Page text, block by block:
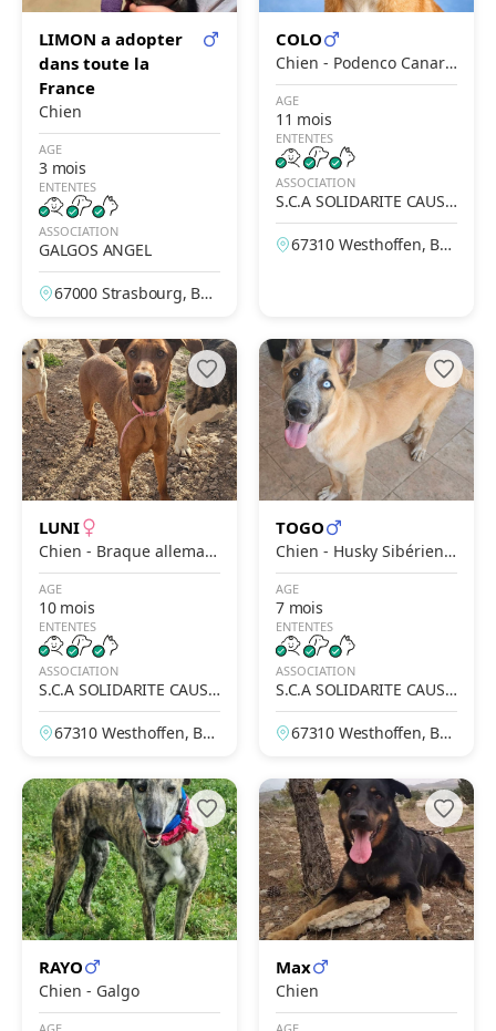
LIMON a adopter
dans toute la
France
Chien
AGE
3 mois
ENTENTES
ASSOCIATION
GALGOS ANGEL
67000 Strasbourg, Bas
COLO
Chien - Podenco Canari
o x Mastiff
AGE
11 mois
ENTENTES
ASSOCIATION
S.C.A SOLIDARITE CAUSE
ANIMALE
67310 Westhoffen, Bas
LUNI
Chien - Braque alleman
d à poil court
AGE
10 mois
ENTENTES
ASSOCIATION
S.C.A SOLIDARITE CAUSE
ANIMALE
67310 Westhoffen, Bas
TOGO
Chien - Husky Sibérien x
Mastiff
AGE
7 mois
ENTENTES
ASSOCIATION
S.C.A SOLIDARITE CAUSE
ANIMALE
67310 Westhoffen, Bas
RAYO
Chien - Galgo
Max
Chien